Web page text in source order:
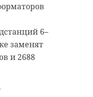
6–
заменят
и 2688